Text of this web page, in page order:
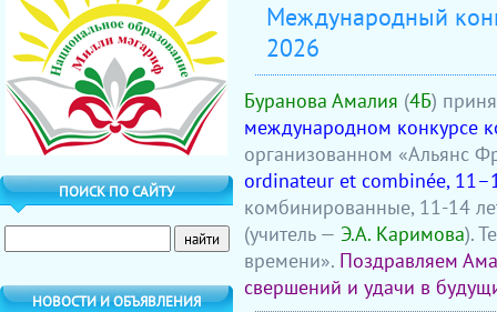
ПОИСК ПО САЙТУ
НОВОСТИ И ОБЪЯВЛЕНИЯ
Международный
2026
Буранова Амалия (4Б)
международном конкурсе
организованном «Альянс
ordinateur et combinée,
комбинированные, 11-14
(учитель — Э.А. Каримова).
времени». Поздравляем
свершений и удачи в